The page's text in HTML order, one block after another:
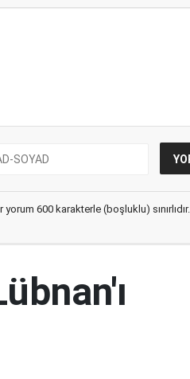
600 karakterle (boşluklu) sınırlıdır.